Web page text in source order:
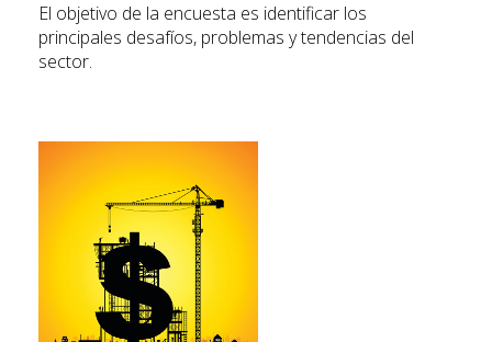
El objetivo de la encuesta es identificar los
principales desafíos, problemas y tendencias del
sector.